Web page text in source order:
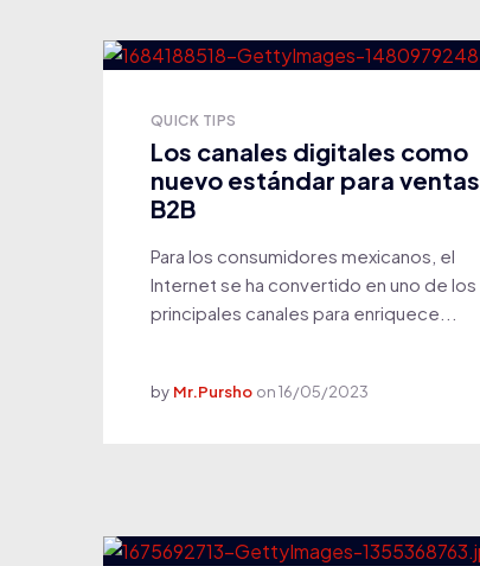
QUICK TIPS
Los canales digitales como
nuevo estándar para ventas
B2B
Para los consumidores mexicanos, el
Internet se ha convertido en uno de los
principales canales para enriquece...
by Mr.Pursho on16/05/2023